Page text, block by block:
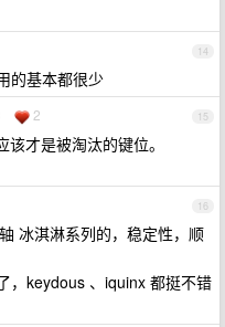
14
的基本都很少
15
2
才是被淘汰的键位。
16
冰淇淋系列的，稳定性，顺
，keydous 、iquinx 都挺不错